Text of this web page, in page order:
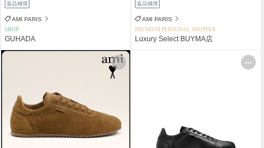
返品補償
AMI PARIS
SHOP
GUHADA
返品補償
AMI PARIS
PREMIUM PERSONAL SHOPPER
Luxury Select BUYMA店